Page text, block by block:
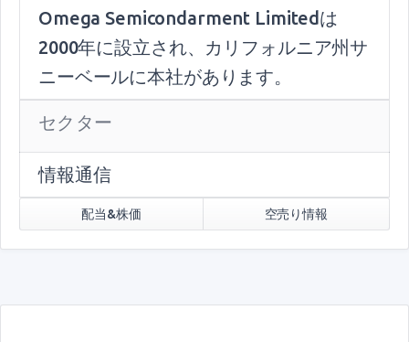
Omega Semicondarment Limitedは
2000年に設立され、カリフォルニア州サ
ニーベールに本社があります。
セクター
情報通信
配当&株価 空売り情報